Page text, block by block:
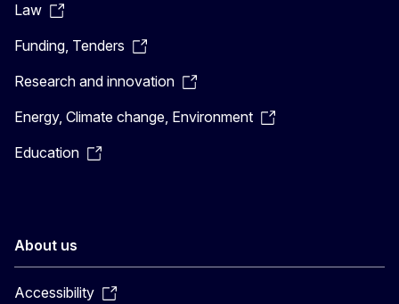
Law
Funding, Tenders
Research and innovation
Energy, Climate change, Environment
Education
About us
Accessibility